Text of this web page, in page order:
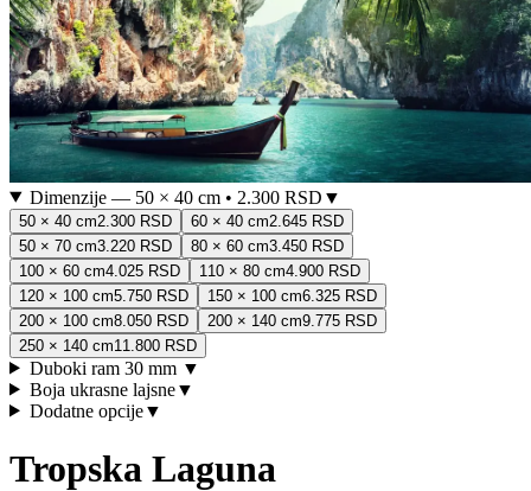
Dimenzije — 50 × 40 cm• 2.300 RSD ▼
50 × 40 cm2.300 RSD 60 × 40 cm2.645 RSD
50 × 70 cm3.220 RSD 80 × 60 cm3.450 RSD
100 × 60 cm4.025 RSD 110 × 80 cm4.900 RSD
120 × 100 cm5.750 RSD 150 × 100 cm6.325 RSD
200 × 100 cm8.050 RSD 200 × 140 cm9.775 RSD
250 × 140 cm11.800 RSD
Duboki ram 30 mm ▼
Boja ukrasne lajsne▼
Dodatne opcije▼
Tropska Laguna